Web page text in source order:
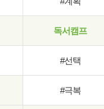
독서캠프
#선택
#극복